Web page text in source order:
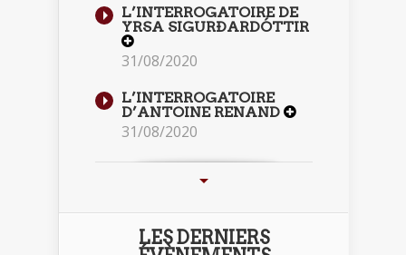
L’INTERROGATOIRE DE
YRSA SIGURÐARDÓTTIR
31/08/2020
L’INTERROGATOIRE
D’ANTOINE RENAND
31/08/2020
LES DERNIERS